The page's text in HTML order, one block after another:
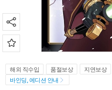
해외 직수입 품절보상 지연보상
바인딩, 에디션 안내